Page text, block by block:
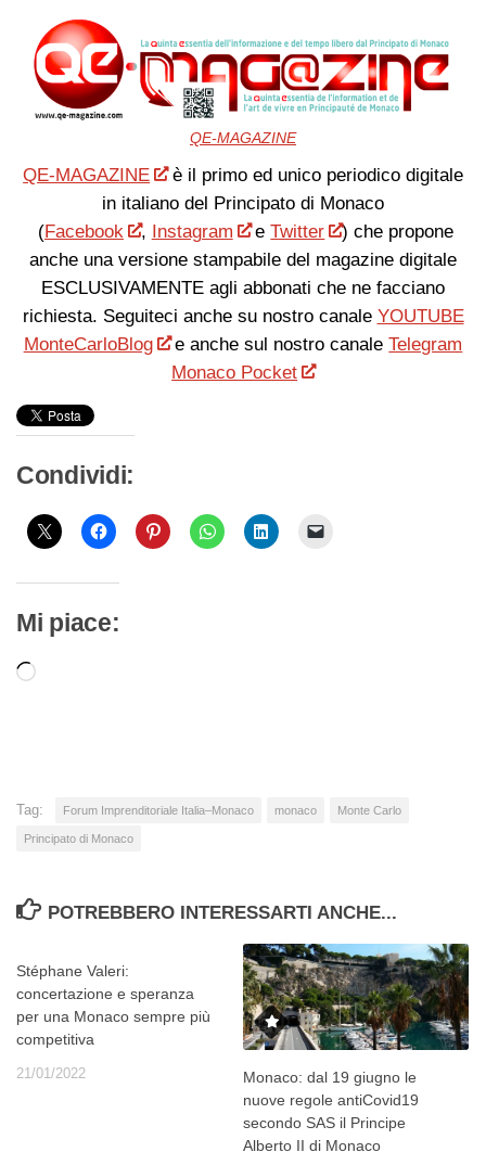
QE-MAGAZINE
QE-MAGAZINE
è il primo ed unico periodico digitale
in italiano del Principato di Monaco
(Facebook , Instagram eTwitter
) che propone
anche una versione stampabile del magazine digitale
ESCLUSIVAMENTE agli abbonati che ne facciano
richiesta. Seguiteci anche su nostro canale YOUTUBE
MonteCarloBlog
e anche sul nostro canaleTelegram
Monaco Pocket
Condividi:
Mi piace:
Caricamento
Tag: Forum Imprenditoriale Italia–Monaco monaco Monte Carlo
Principato di Monaco
POTREBBERO INTERESSARTI ANCHE...
Stéphane Valeri:
concertazione e speranza
per una Monaco sempre più
competitiva
21/01/2022
Monaco: dal 19 giugno le
nuove regole antiCovid19
secondo SAS il Principe
Alberto II di Monaco